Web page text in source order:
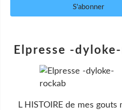
Elpresse -
L HISTOIRE de mes gouts